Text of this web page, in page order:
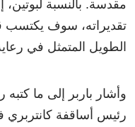
مقدسة. بالنسبة
تقديراته، سوف يكتسب
الطويل المتمثل في
وأشار باربر إلى ما